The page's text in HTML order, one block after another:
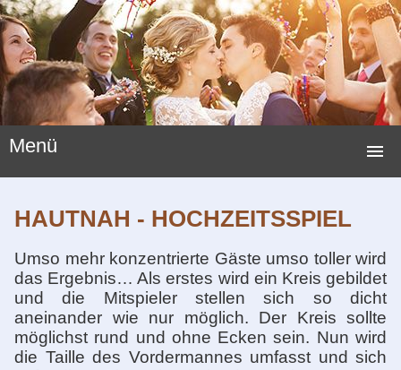
Menü
HOCHZEITSBRÄUCHE
LUSTIGE SPIELE
NEUE HOCHZEITSSPIELE
HAUTNAH - HOCHZEITSSPIEL
Umso mehr konzentrierte Gäste umso toller wird
das Ergebnis… Als erstes wird ein Kreis gebildet
und die Mitspieler stellen sich so dicht
aneinander wie nur möglich. Der Kreis sollte
möglichst rund und ohne Ecken sein. Nun wird
die Taille des Vordermannes umfasst und sich